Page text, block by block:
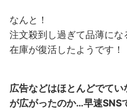
なんと！
注文殺到し過ぎて品薄に
在庫が復活したようです！
広告などはほとんどでて
が広がったのか…早速SNS